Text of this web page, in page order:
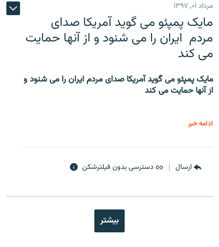
مرداد ۰۱, ۱۳۹۷
مایک پمپئو می گوید آمریکا صدای
مردم ایران را می شنود و از آنها حمایت
می کند
مایک پمپئو می گوید آمریکا صدای مردم ایران را می شنود و
از آنها حمایت می کند
ادامه خبر
ارسال دسترسی بدون فیلترشکن
بیشتر